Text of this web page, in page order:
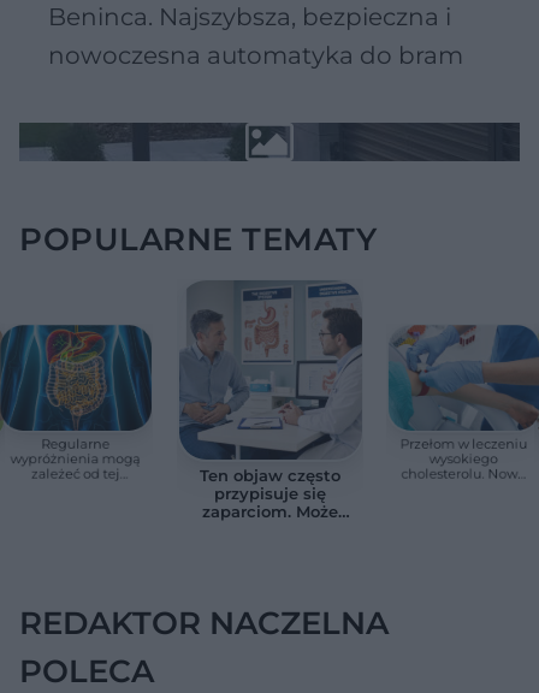
Beninca. Najszybsza, bezpieczna i
nowoczesna automatyka do bram
POPULARNE TEMATY
Regularne
wypróżnienia mogą
zależeć od tej
Ten objaw często
przypisuje się
zaparciom. Może
Przełom w leczeniu
wysokiego
cholesterolu. Nowa
REDAKTOR NACZELNA
POLECA